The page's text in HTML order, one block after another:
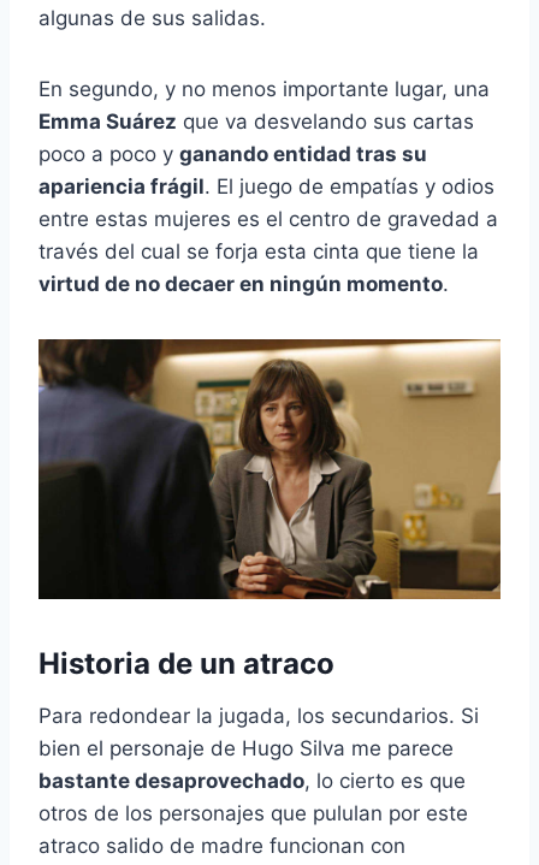
algunas de sus salidas.
En segundo, y no menos importante lugar, una
Emma Suárez que va desvelando sus cartas
poco a poco y ganando entidad tras su
apariencia frágil. El juego de empatías y odios
entre estas mujeres es el centro de gravedad a
través del cual se forja esta cinta que tiene la
virtud de no decaer en ningún momento.
Historia de un atraco
Para redondear la jugada, los secundarios. Si
bien el personaje de Hugo Silva me parece
bastante desaprovechado, lo cierto es que
otros de los personajes que pululan por este
atraco salido de madre funcionan con